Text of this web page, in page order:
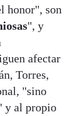
honor", son
", y
afectar
Torres,
"sino
y al propio